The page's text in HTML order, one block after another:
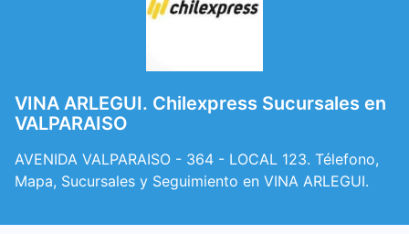
VINA ARLEGUI. Chilexpress Sucursales en
VALPARAISO
AVENIDA VALPARAISO - 364 - LOCAL 123. Télefono,
Mapa, Sucursales y Seguimiento en VINA ARLEGUI.